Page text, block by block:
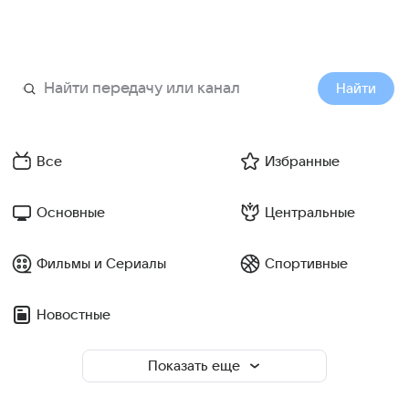
Найти
Все Избранные
Основные Центральные
Фильмы и Сериалы Спортивные
Новостные
Показать еще